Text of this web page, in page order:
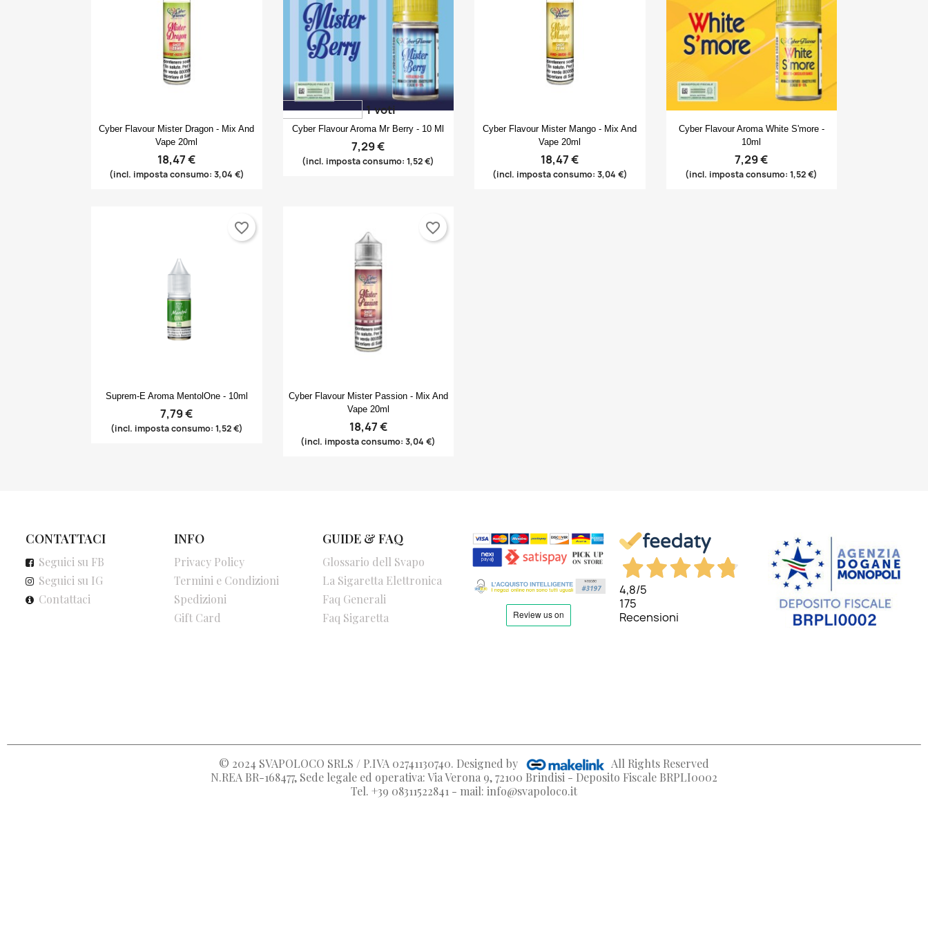
Anteprima
Cyber Flavour Mister Dragon - Mix And
Vape 20ml
18,47 €
(incl. imposta consumo: 3,04 €)
Anteprima
Cyber Flavour Aroma Mr Berry - 10 Ml
7,29 €
(incl. imposta consumo: 1,52 €)
1 voti
Anteprima
Cyber Flavour Mister Mango - Mix And
Vape 20ml
18,47 €
(incl. imposta consumo: 3,04 €)
Anteprima
Cyber Flavour Aroma White S'more -
10ml
7,29 €
(incl. imposta consumo: 1,52 €)
Anteprima
Suprem-E Aroma MentolOne - 10ml
7,79 €
(incl. imposta consumo: 1,52 €)
favorite_border
Anteprima
Cyber Flavour Mister Passion - Mix And
Vape 20ml
18,47 €
(incl. imposta consumo: 3,04 €)
favorite_border
CONTATTACI
Seguici su FB
Seguici su IG
Contattaci
INFO
Privacy Policy
Termini e Condizioni
Spedizioni
Gift Card
GUIDE & FAQ
Glossario dell Svapo
La Sigaretta Elettronica
Faq Generali
Faq Sigaretta
4,8/5
175
Recensioni
© 2024 SVAPOLOCO SRLS / P.IVA 02741130740. Designed by
All Rights Reserved
N.REA BR-168477, Sede legale ed operativa: Via Verona 9, 72100 Brindisi - Deposito Fiscale BRPLI0002
Tel. +39 08311522841 - mail: info@svapoloco.it